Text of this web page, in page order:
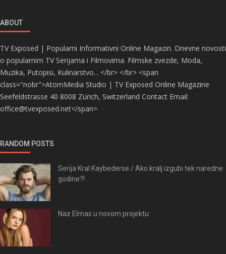
ABOUT
TV Exposed | Popularni Informativni Online Magazin. Dnevne novosti
o popularnim TV Serijama i Filmovima. Filmske zvezde, Moda,
Muzika, Putopisi, Kulinarstvo... </br> </br> <span
class="nobr">AtomMedia Studio | TV Exposed Online Magazine
Seefeldstrasse 40 8008 Zürich, Switzerland Contact Email:
office@tvexposed.net</span>
RANDOM POSTS
Serija Kral Kaybederse / Ako kralj izgubi tek naredne
godine?!
Naz Elmas u novom projektu